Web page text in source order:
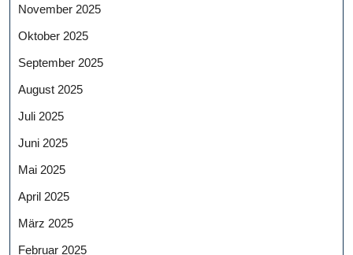
November 2025
Oktober 2025
September 2025
August 2025
Juli 2025
Juni 2025
Mai 2025
April 2025
März 2025
Februar 2025